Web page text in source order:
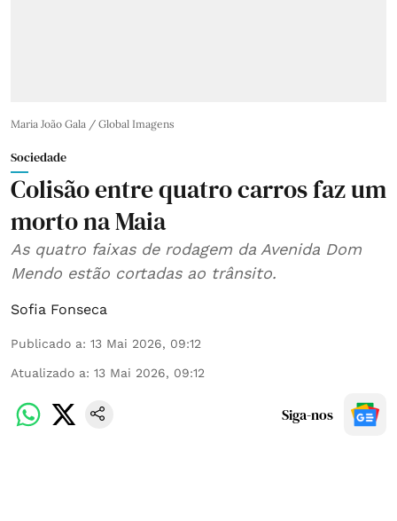
Maria João Gala / Global Imagens
Sociedade
Colisão entre quatro carros faz um
morto na Maia
As quatro faixas de rodagem da Avenida Dom
Mendo estão cortadas ao trânsito.
Sofia Fonseca
Publicado a: 13 Mai 2026, 09:12
Atualizado a: 13 Mai 2026, 09:12
Siga-nos